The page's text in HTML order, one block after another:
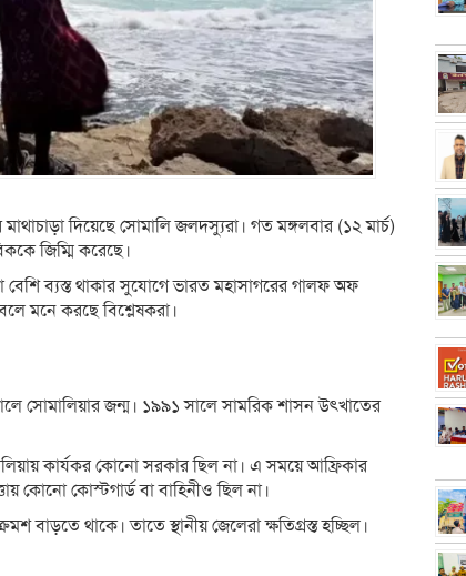
দিয়েছে সোমালি জলদস্যুরা। গত মঙ্গলবার (১২ মার্চ)
জিম্মি করেছে।
বেশি ব্যস্ত থাকার সুযোগে ভারত মহাসাগরের গালফ অফ
মনে করছে বিশ্লেষকরা।
সোমালিয়ার জন্ম। ১৯৯১ সালে সামরিক শাসন উৎখাতের
কার্যকর কোনো সরকার ছিল না। এ সময়ে আফ্রিকার
কোনো কোস্টগার্ড বা বাহিনীও ছিল না।
বাড়তে থাকে। তাতে স্থানীয় জেলেরা ক্ষতিগ্রস্ত হচ্ছিল।